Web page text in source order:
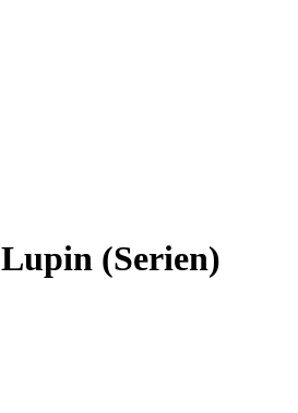
Lupin (Serien)